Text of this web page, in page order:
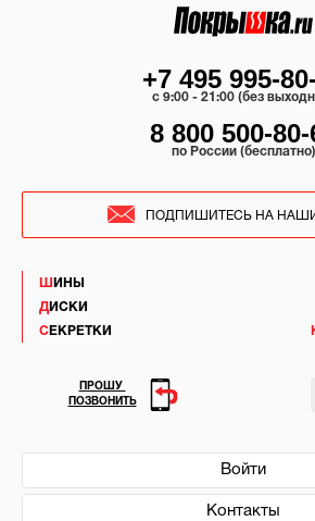
ШИНЫ
ДИСКИ
СЕКРЕТКИ
Войти
Контакты
+7 495 995-
c 9:00 - 21:00 (без
8 800 500-80-
по России (бесплатно)
ПОДПИШИТЕСЬ НА
ПРОШУ
ПОЗВОНИТЬ